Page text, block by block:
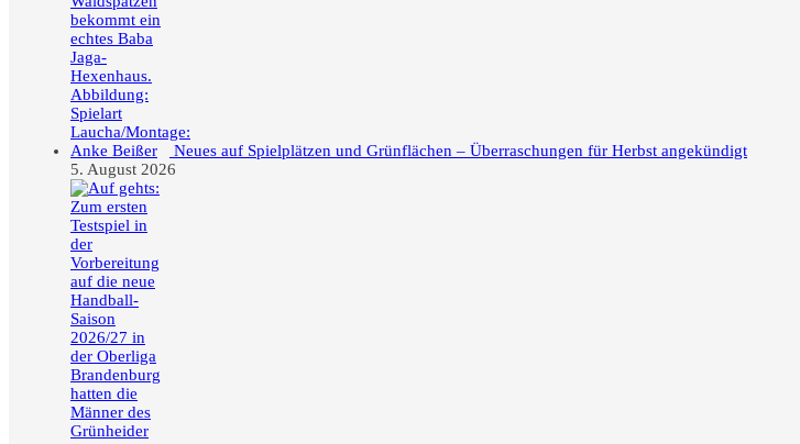
Neues auf Spielplätzen und Grünflächen – Überraschungen für Herbst angekündigt
5. August 2026